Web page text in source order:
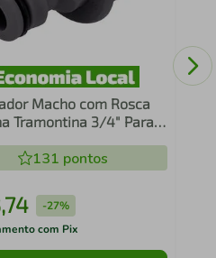
Macho com Rosca
Tramontina 3/4" Para
131 pontos
,74 -27%
com Pix